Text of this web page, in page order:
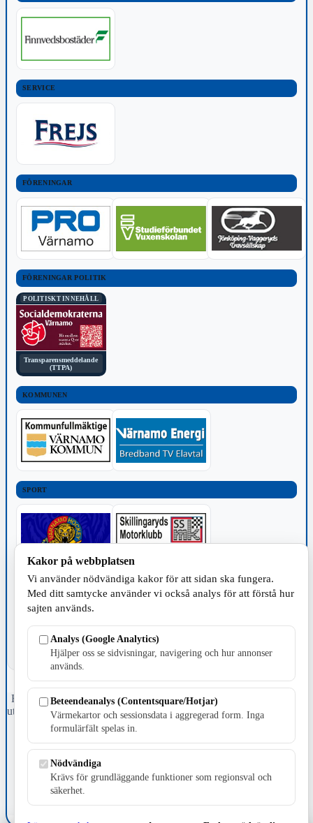
SERVICE
FÖRENINGAR
FÖRENINGAR POLITIK
POLITISKT INNEHÅLL
Transparensmeddelande
(TTPA)
KOMMUNEN
SPORT
TILLVERKNING
Fristående webbtidningsföretag grundat 1991 som sedan 2002 ger
ut tidningen Skillingaryd.nu och 2010 lanserades Värnamo.nu. Från
april 2026 omfattar Skillingaryd.nu tre kommuner: Gnosjö,
Värnamo och Vaggeryds kommun.
E-post: redaktionen@skillingaryd.nu
Postadress: Gisslaköp 1, 568 92 Skillingaryd
Kakinställningar
Kakor på webbplatsen
Vi använder nödvändiga kakor för att sidan ska fungera.
Med ditt samtycke använder vi också analys för att förstå hur
sajten används.
Analys (Google Analytics)
Hjälper oss se sidvisningar, navigering och hur annonser
används.
Beteendeanalys (Contentsquare/Hotjar)
Värmekartor och sessionsdata i aggregerad form. Inga
formulärfält spelas in.
Nödvändiga
Krävs för grundläggande funktioner som regionsval och
säkerhet.